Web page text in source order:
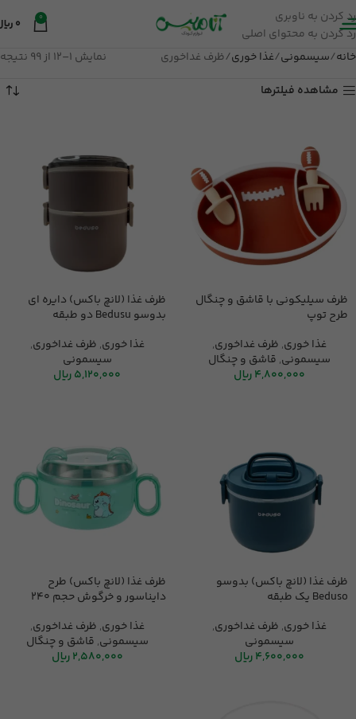
رد کردن به ناوبری
رد کردن به محتوای اصلی
0
0
خانه سیسمونی غذا خوری ظرف غداخوری
نمایش 1–12 از 99 نتیجه
مشاهده فیلترها
ظرف سیلیکونی با قاشق و چنگال
طرح توپ
غذا خوری, ظرف غداخوری,
سیسمونی, قاشق و چنگال
4,800,000 ریال
ظرف غذا (لانچ باکس) دایره ای
بدوسو Bedusu دو طبقه
غذا خوری, ظرف غداخوری,
سیسمونی
5,120,000ریال
ظرف غذا (لانچ باکس) بدوسو
Beduso یک طبقه
غذا خوری, ظرف غداخوری,
سیسمونی
4,600,000 ریال
ظرف غذا (لانچ باکس) طرح
دایناسور و خرگوش حجم 240
غذا خوری, ظرف غداخوری,
سیسمونی, قاشق و چنگال
2,580,000 ریال